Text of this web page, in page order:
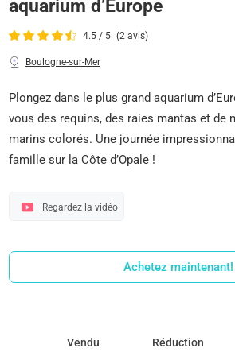
aquarium d’Europe
4.5 / 5 (2 avis)
Boulogne-sur-Mer
Plongez dans le plus grand aquarium
vous des requins, des raies mantas et de
marins colorés. Une journée
famille sur la Côte d’Opale !
Regardez la vidéo
Achetez maintenant!
Vendu Réduction